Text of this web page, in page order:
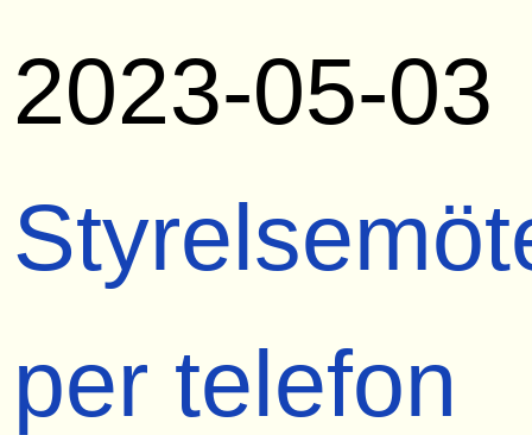
2023-05-03
per telefon